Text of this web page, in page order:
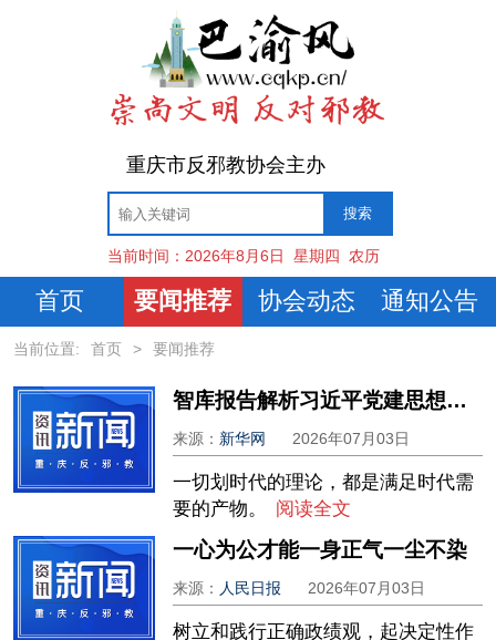
重庆市反邪教协会主办
当前时间： 2026年8月6日 星期四 农历
首页 要闻推荐 协会动态 通知公告
当前位置: 首页 > 要闻推荐
智库报告解析习近平党建思想的时代特质与世界意义
来源： 新华网 2026年07月03日
一切划时代的理论，都是满足时代需
要的产物。
阅读全文
一心为公才能一身正气一尘不染
来源： 人民日报 2026年07月03日
树立和践行正确政绩观，起决定性作